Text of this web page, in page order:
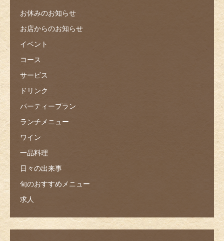
お休みのお知らせ
お店からのお知らせ
イベント
コース
サービス
ドリンク
パーティープラン
ランチメニュー
ワイン
一品料理
日々の出来事
旬のおすすめメニュー
求人